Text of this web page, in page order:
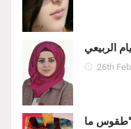
الربيعي
26th
"طقوس ما